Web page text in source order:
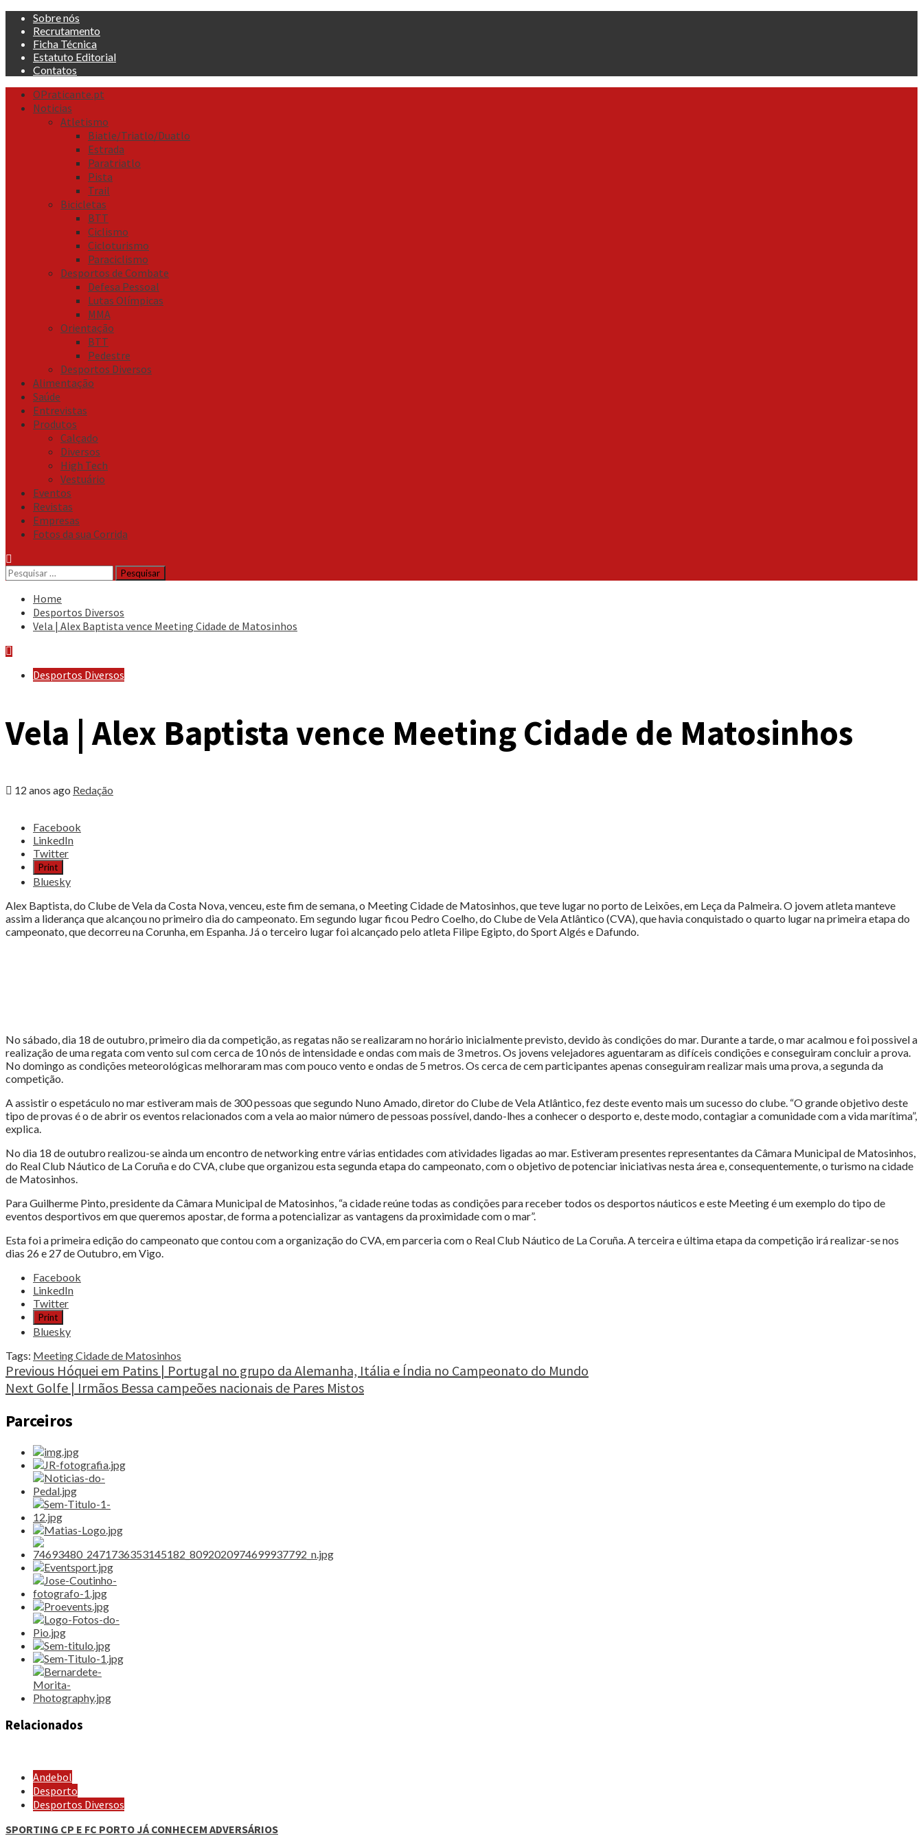
Skip
content
Sobre nós
Recrutamento
Ficha Técnica
Estatuto Editorial
Contatos
Primary
Menu
OPraticante.pt
Noticias
Atletismo
Biatle/Triatlo/Duatlo
Estrada
Paratriatlo
Pista
Trail
Bicicletas
BTT
Ciclismo
Cicloturismo
Paraciclismo
Desportos de Combate
Defesa Pessoal
Lutas Olímpicas
MMA
Orientação
BTT
Pedestre
Desportos Diversos
Alimentação
Saúde
Entrevistas
Produtos
Calçado
Diversos
High Tech
Vestuário
Eventos
Revistas
Empresas
Fotos da sua Corrida
Pesquisar
por:
Home
Desportos Diversos
Vela | Alex Baptista vence Meeting Cidade de Matosinhos
Desportos Diversos
Vela | Alex Baptista vence Meeting Cidade de Matosinhos
12 anos ago Redação
Share
post
"Vela
Baptista
vence
Meeting
Facebook
LinkedIn
Twitter
Print
Bluesky
Alex Baptista, do Clube de Vela da Costa Nova, venceu, este fim de semana, o Meeting Cidade de Matosinhos, que teve lugar no porto de Leixões, em Leça da Palmeira. O jovem atleta manteve
assim a liderança que alcançou no primeiro dia do campeonato. Em segundo lugar ficou Pedro Coelho, do Clube de Vela Atlântico (CVA), que havia conquistado o quarto lugar na primeira etapa do
campeonato, que decorreu na Corunha, em Espanha. Já o terceiro lugar foi alcançado pelo atleta Filipe Egipto, do Sport Algés e Dafundo.
No sábado, dia 18 de outubro, primeiro dia da competição, as regatas não se realizaram no horário inicialmente previsto, devido às condições do mar. Durante a tarde, o mar acalmou e foi possivel a
realização de uma regata com vento sul com cerca de 10 nós de intensidade e ondas com mais de 3 metros. Os jovens velejadores aguentaram as difíceis condições e conseguiram concluir a prova.
No domingo as condições meteorológicas melhoraram mas com pouco vento e ondas de 5 metros. Os cerca de cem participantes apenas conseguiram realizar mais uma prova, a segunda da
competição.
A assistir o espetáculo no mar estiveram mais de 300 pessoas que segundo Nuno Amado, diretor do Clube de Vela Atlântico, fez deste evento mais um sucesso do clube. “O grande objetivo deste
tipo de provas é o de abrir os eventos relacionados com a vela ao maior número de pessoas possível, dando-lhes a conhecer o desporto e, deste modo, contagiar a comunidade com a vida marítima”,
explica.
No dia 18 de outubro realizou-se ainda um encontro de networking entre várias entidades com atividades ligadas ao mar. Estiveram presentes representantes da Câmara Municipal de Matosinhos,
do Real Club Náutico de La Coruña e do CVA, clube que organizou esta segunda etapa do campeonato, com o objetivo de potenciar iniciativas nesta área e, consequentemente, o turismo na cidade
de Matosinhos.
Para Guilherme Pinto, presidente da Câmara Municipal de Matosinhos, “a cidade reúne todas as condições para receber todos os desportos náuticos e este Meeting é um exemplo do tipo de
eventos desportivos em que queremos apostar, de forma a potencializar as vantagens da proximidade com o mar”.
Esta foi a primeira edição do campeonato que contou com a organização do CVA, em parceria com o Real Club Náutico de La Coruña. A terceira e última etapa da competição irá realizar-se nos
dias 26 e 27 de Outubro, em Vigo.
Share
post
"Vela
Baptista
vence
Meeting
Cidade
Matosinhos"
Facebook
LinkedIn
Twitter
Print
Bluesky
Tags: Meeting Cidade de Matosinhos
Continue
Reading
Previous Hóquei em Patins | Portugal no grupo da Alemanha, Itália e Índia no Campeonato do Mundo
Next Golfe | Irmãos Bessa campeões nacionais de Pares Mistos
Parceiros
Relacionados
Andebol
Desporto
Desportos Diversos
SPORTING CP E FC PORTO JÁ CONHECEM ADVERSÁRIOS